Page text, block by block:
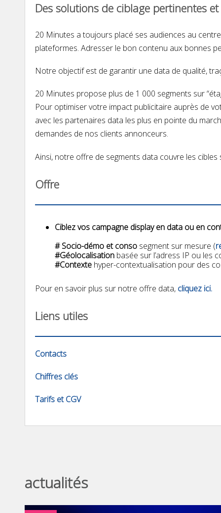
Des solutions de ciblage pertinentes
20 Minutes a toujours placé ses audiences au
plateformes. Adresser le bon contenu aux bonnes
Notre objectif est de garantir une data de qualité,
20 Minutes propose plus de 1 000 segments sur
Pour optimiser votre impact publicitaire auprès de
avec les partenaires data les plus en pointe du
demandes de nos clients annonceurs.
Ainsi, notre offre de segments data couvre les
Offre
Ciblez vos campagne display en data ou en
# Socio-démo et conso segment sur mesure (
#Géolocalisation basée sur l’adress IP ou les
#Contexte hyper-contextualisation pour des
Pour en savoir plus sur notre offre data, cliquez ici.
Liens utiles
Contacts
Chiffres clés
Tarifs et CGV
actualités